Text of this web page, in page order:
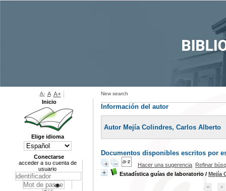
New search
Información del autor
Autor Mejía Colindres, Carlos Alberto
Documentos disponibles escritos por
Hacer una sugerencia Refinar
Estadística guías de laboratorio / Mejía
A- A A+
Inicio
Elige idioma
Conectarse
acceder a su cuenta de
usuario